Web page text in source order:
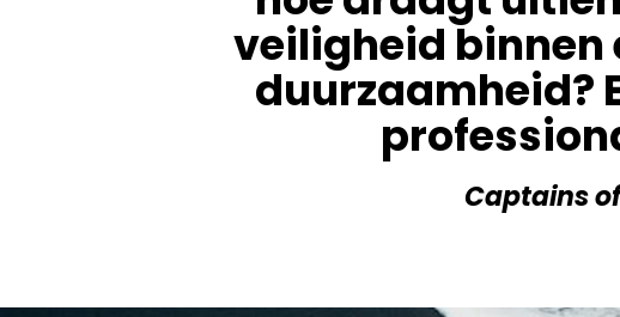
veiligheid binnen
duurzaamheid?
Captains